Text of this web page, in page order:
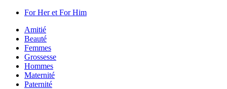
For Her et For Him
Amitié
Beauté
Femmes
Grossesse
Hommes
Maternité
Paternité